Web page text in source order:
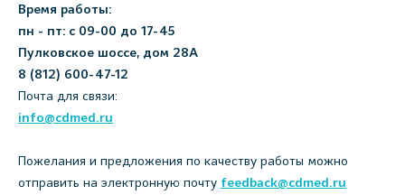
Время работы:
пн - пт: с 09-00 до 17-45
Пулковское шоссе, дом 28А
8 (812) 600-47-12
Почта для связи:
info@cdmed.ru
Пожелания и предложения по качеству работы можно
отправить на электронную почту feedback@cdmed.ru